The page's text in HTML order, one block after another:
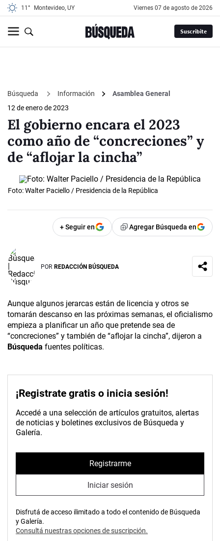
11° Montevideo, UY viernes 07 de agosto de 2026
Suscribite
Búsqueda Información
Asamblea General
12 de enero de 2023
El gobierno encara el 2023
como año de “concreciones” y
de “aflojar la cincha”
Foto: Walter Paciello / Presidencia de la República
+ Seguir en Agregar Búsqueda en
POR REDACCIÓN BÚSQUEDA
Aunque algunos jerarcas están de licencia y otros se
tomarán descanso en las próximas semanas, el oficialismo
empieza a planificar un año que pretende sea de
“concreciones” y también de “aflojar la cincha”, dijeron a
Búsqueda fuentes políticas.
¡Registrate gratis o inicia sesión!
Accedé a una selección de artículos gratuitos, alertas
de noticias y boletines exclusivos de Búsqueda y
Galería.
Registrarme
Iniciar sesión
Disfrutá de acceso ilimitado a todo el contenido de Búsqueda
y Galería.
Consultá nuestras opciones de suscripción.